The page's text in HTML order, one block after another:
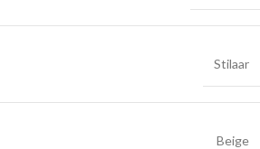
Stilaar
Beige